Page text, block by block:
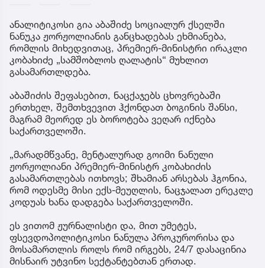
ანალიტიკოსი გია აბაშიძე სოციალურ ქსელში
ნანუკა ჟორჟოლიანის განცხადებას ეხმიანება,
რომლის მიხედვითაც, პრემიერ-მინისტრი ირაკლი
კობახიძე „სამშობლოს ღალატის“ მუხლით
გასამართლდება.
აბაშიძის შეფასებით, ნაცქაჯებს ცხოვრებაში
ერთხელ, შემთხვევით ჰქონდათ ბოგინის შანსი,
მაგრამ მეორედ ეს ბოროტება ვეღარ იქნება
საქართველოში.
„მარადმწვანე, მენტალურად გოიმი ნანული
ჟორჟოლიანი პრემიერ-მინისტრ კობახიძის
გასამართლებას ითხოვს; შხამიან არსებას ჰგონია,
რომ ოდესმე მისი ექს-მეუღლის, ნაცჯალათ ერეკლე
კოდუას ხანა დადგება საქართველოში.
ეს ვითომ ჟურნალისტი და, მით უმეტეს,
ფსევდოპოლიტიკოსი ნანულა პროკურორისა და
მოსამართლის როლს რომ ირგებს, 24/7 დასაცინია
მისნაირ უტვინო სექტანტებთან ერთად.